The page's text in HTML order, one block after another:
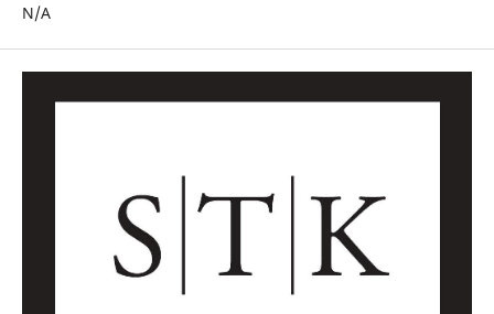
N/A